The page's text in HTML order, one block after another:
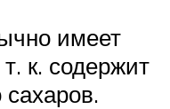
имеет
к. содержит